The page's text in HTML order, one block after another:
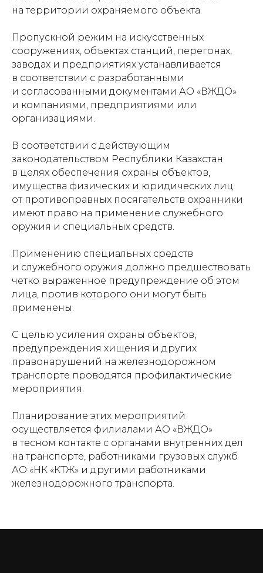
на территории охраняемого объекта.
Пропускной режим на искусственных
сооружениях, объектах станций, перегонах,
заводах и предприятиях устанавливается
в соответствии с разработанными
и согласованными документами АО «ВЖДО»
и компаниями, предприятиями или
организациями.
В соответствии с действующим
законодательством Республики Казахстан
в целях обеспечения охраны объектов,
имущества физических и юридических лиц
от противоправных посягательств охранники
имеют право на применение служебного
оружия и специальных средств.
Применению специальных средств
и служебного оружия должно предшествовать
четко выраженное предупреждение об этом
лица, против которого они могут быть
применены.
С целью усиления охраны объектов,
предупреждения хищения и других
правонарушений на железнодорожном
транспорте проводятся профилактические
мероприятия.
Планирование этих мероприятий
осуществляется филиалами АО «ВЖДО»
в тесном контакте с органами внутренних дел
на транспорте, работниками грузовых служб
АО «НК «КТЖ» и другими работниками
железнодорожного транспорта.